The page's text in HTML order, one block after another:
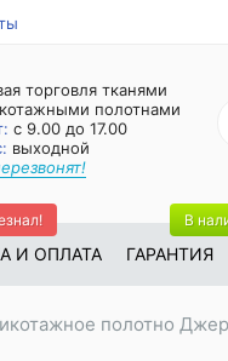
торговля тканями
полотнами
с 9.00 до 17.00
выходной
И ОПЛАТА ГАРАНТИЯ
В
полотно